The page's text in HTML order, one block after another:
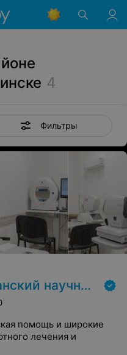
4
Фильтры
экспертизы и реабилитаци»
помощь и широкие
лечения и